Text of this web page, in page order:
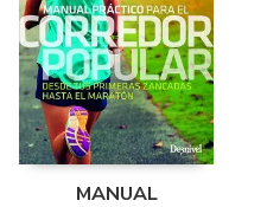
MANUAL